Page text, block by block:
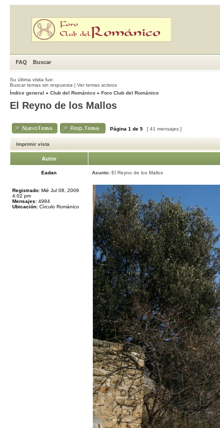
FAQ Buscar
Su última visita fue:
Buscar temas sin respuesta | Ver temas activos
Índice general » Club del Románico » Foro Club del Románico
El Reyno de los Mallos
Página 1 de 5 [ 41 mensajes ]
Imprimir vista
Autor
Eadan Asunto: El Reyno de los Mallos
Registrado: Mié Jul 08, 2009
4:02 pm
Mensajes: 4984
Ubicación: Círculo Románico